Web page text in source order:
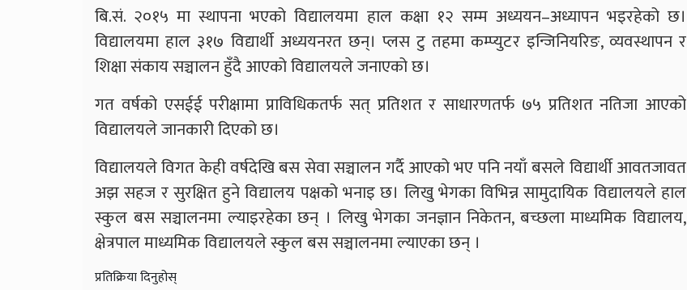
बि.सं. २०१५ मा स्थापना भएको विद्यालयमा हाल कक्षा १२ सम्म अध्ययन–अध्यापन भइरहेको छ।
विद्यालयमा हाल ३१७ विद्यार्थी अध्ययनरत छन्। प्लस टु तहमा कम्प्युटर इन्जिनियरिङ, व्यवस्थापन र
शिक्षा संकाय सञ्चालन हुँदै आएको विद्यालयले जनाएको छ।
गत वर्षको एसईई परीक्षामा प्राविधिकतर्फ सत् प्रतिशत र साधारणतर्फ ७५ प्रतिशत नतिजा आएको
विद्यालयले जानकारी दिएको छ।
विद्यालयले विगत केही वर्षदेखि बस सेवा सञ्चालन गर्दै आएको भए पनि नयाँ बसले विद्यार्थी आवतजावत
अझ सहज र सुरक्षित हुने विद्यालय पक्षको भनाइ छ। लिखु भेगका विभिन्न सामुदायिक विद्यालयले हाल
स्कुल बस सञ्चालनमा ल्याइरहेका छन् । लिखु भेगका जनज्ञान निकेतन, बच्छला माध्यमिक विद्यालय,
क्षेत्रपाल माध्यमिक विद्यालयले स्कुल बस सञ्चालनमा ल्याएका छन् ।
प्रतिक्रिया दिनुहोस्